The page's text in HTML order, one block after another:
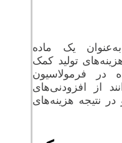
یک ماده
تولید کمک
در فرمولاسیون
از افزودنی‌های
نتیجه هزینه‌های